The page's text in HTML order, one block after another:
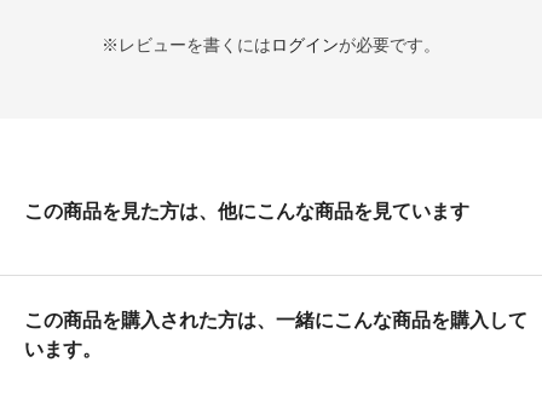
※レビューを書くにはログインが必要です。
この商品を見た方は、他にこんな商品を見ています
この商品を購入された方は、一緒にこんな商品を購入して
います。